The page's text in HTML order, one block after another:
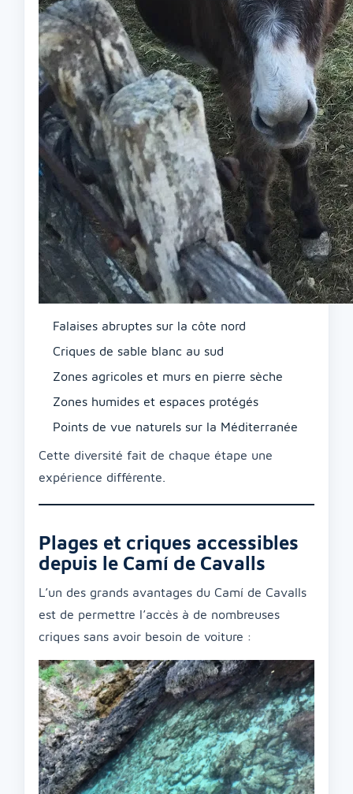
Falaises abruptes sur la côte nord
Criques de sable blanc au sud
Zones agricoles et murs en pierre sèche
Zones humides et espaces protégés
Points de vue naturels sur la Méditerranée
Cette diversité fait de chaque étape une
expérience différente.
Plages et criques accessibles
depuis le Camí de Cavalls
L’un des grands avantages du Camí de Cavalls
est de permettre l’accès à de nombreuses
criques sans avoir besoin de voiture :